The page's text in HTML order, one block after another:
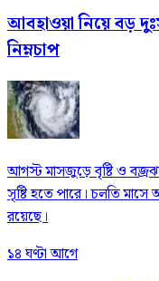
আবহাওয়া নিয়ে বড়
নিম্নচাপ
আগস্ট মাসজুড়ে বৃষ্টি ও
সৃষ্টি হতে পারে। চলতি
রয়েছে।
১৪ ঘণ্টা আগে